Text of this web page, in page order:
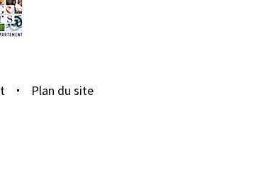
Plan du site